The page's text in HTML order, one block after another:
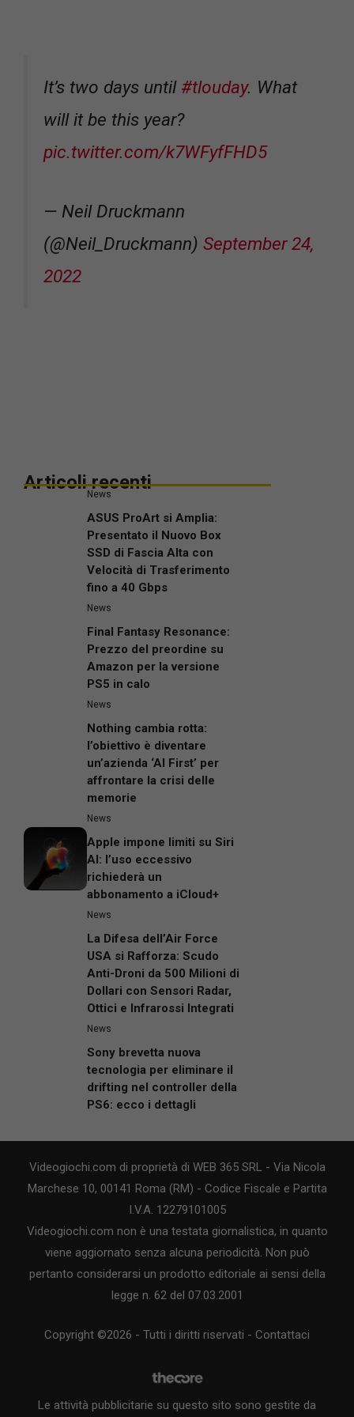
It’s two days until #tlouday. What
will it be this year?
pic.twitter.com/k7WFyfFHD5
— Neil Druckmann
(@Neil_Druckmann) September 24,
2022
Articoli recenti
News
ASUS ProArt si Amplia:
Presentato il Nuovo Box
SSD di Fascia Alta con
Velocità di Trasferimento
fino a 40 Gbps
News
Final Fantasy Resonance:
Prezzo del preordine su
Amazon per la versione
PS5 in calo
News
Nothing cambia rotta:
l’obiettivo è diventare
un’azienda ‘AI First’ per
affrontare la crisi delle
memorie
News
Apple impone limiti su Siri
AI: l’uso eccessivo
richiederà un
abbonamento a iCloud+
News
La Difesa dell’Air Force
USA si Rafforza: Scudo
Anti-Droni da 500 Milioni di
Dollari con Sensori Radar,
Ottici e Infrarossi Integrati
News
Sony brevetta nuova
tecnologia per eliminare il
drifting nel controller della
PS6: ecco i dettagli
Videogiochi.com di proprietà di WEB 365 SRL - Via Nicola
Marchese 10, 00141 Roma (RM) - Codice Fiscale e Partita
I.V.A. 12279101005
Videogiochi.com non è una testata giornalistica, in quanto
viene aggiornato senza alcuna periodicità. Non può
pertanto considerarsi un prodotto editoriale ai sensi della
legge n. 62 del 07.03.2001
Copyright ©2026 - Tutti i diritti riservati - Contattaci
Le attività pubblicitarie su questo sito sono gestite da